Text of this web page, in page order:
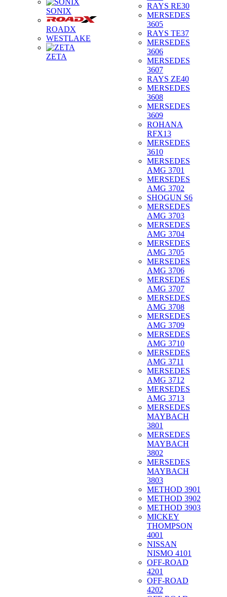
SONIX
ROADX
WESTLAKE
ZETA
RAYS RE30
MERSEDES
3605
RAYS TE37
MERSEDES
3606
MERSEDES
3607
RAYS ZE40
MERSEDES
3608
MERSEDES
3609
ROHANA
RFX13
MERSEDES
3610
MERSEDES
AMG 3701
MERSEDES
AMG 3702
SHOGUN S6
MERSEDES
AMG 3703
MERSEDES
AMG 3704
MERSEDES
AMG 3705
MERSEDES
AMG 3706
MERSEDES
AMG 3707
MERSEDES
AMG 3708
MERSEDES
AMG 3709
MERSEDES
AMG 3710
MERSEDES
AMG 3711
MERSEDES
AMG 3712
MERSEDES
AMG 3713
MERSEDES
MAYBACH
3801
MERSEDES
MAYBACH
3802
MERSEDES
MAYBACH
3803
METHOD 3901
METHOD 3902
METHOD 3903
MICKEY
THOMPSON
4001
NISSAN
NISMO 4101
OFF-ROAD
4201
OFF-ROAD
4202